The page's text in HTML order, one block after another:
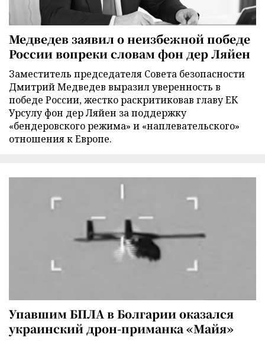
Медведев заявил о неизбежной победе
России вопреки словам фон дер Ляйен
Заместитель председателя Совета безопасности
Дмитрий Медведев выразил уверенность в
победе России, жестко раскритиковав главу ЕК
Урсулу фон дер Ляйен за поддержку
«бендеровского режима» и «наплевательского»
отношения к Европе.
Упавшим БПЛА в Болгарии оказался
украинский дрон-приманка «Майя»